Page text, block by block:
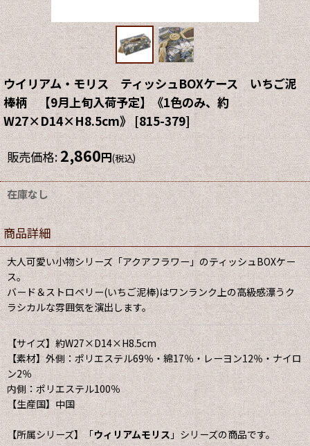
ウイリアム・モリス ティッシュBOXケース いちご泥
棒柄 【9月上旬入荷予定】《1色のみ、約
W27×D14×H8.5cm》 [815-379]
販売価格:2,860円(税込)
在庫なし
商品詳細
大人可愛い小物シリーズ「アクアフラワー」のティッシュBOXケー
ス。
バード＆ストロベリー(いちご泥棒)はワンランク上の高級感漂うク
ラシカルな雰囲気を演出します。
【サイズ】約W27×D14×H8.5cm
【素材】外側：ポリエステル69％・綿17％・レーヨン12％・ナイロ
ン2％
内側：ポリエステル100％
【生産国】中国
【所属シリーズ】「ウィリアムモリス」シリーズの商品です。